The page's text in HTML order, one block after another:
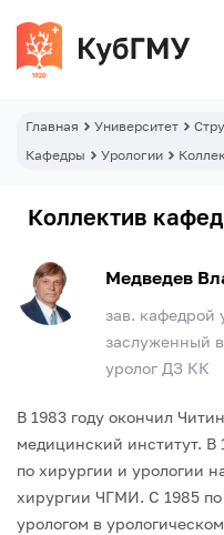
Главная Университет
Кафедры
Урологии
Коллектив
Медведев
зав. кафедрой
заслуженный
уролог ДЗ КК
В 1983 году окончил
медицинский институт. В
по хирургии и урологии
хирургии ЧГМИ. С 1985
урологом в